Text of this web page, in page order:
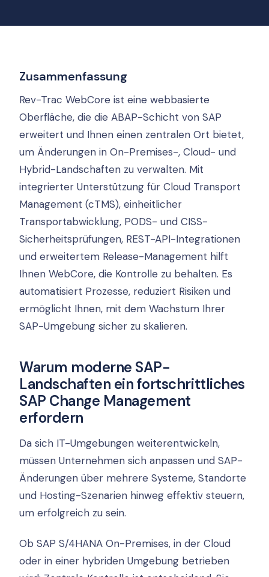
Zusammenfassung
Rev-Trac WebCore ist eine webbasierte
Oberfläche, die die ABAP-Schicht von SAP
erweitert und Ihnen einen zentralen Ort bietet,
um Änderungen in On-Premises-, Cloud- und
Hybrid-Landschaften zu verwalten. Mit
integrierter Unterstützung für Cloud Transport
Management (cTMS), einheitlicher
Transportabwicklung, PODS- und CISS-
Sicherheitsprüfungen, REST-API-Integrationen
und erweitertem Release-Management hilft
Ihnen WebCore, die Kontrolle zu behalten. Es
automatisiert Prozesse, reduziert Risiken und
ermöglicht Ihnen, mit dem Wachstum Ihrer
SAP-Umgebung sicher zu skalieren.
Warum moderne SAP-
Landschaften ein fortschrittliches
SAP Change Management
erfordern
Da sich IT-Umgebungen weiterentwickeln,
müssen Unternehmen sich anpassen und SAP-
Änderungen über mehrere Systeme, Standorte
und Hosting-Szenarien hinweg effektiv steuern,
um erfolgreich zu sein.
Ob SAP S/4HANA On-Premises, in der Cloud
oder in einer hybriden Umgebung betrieben